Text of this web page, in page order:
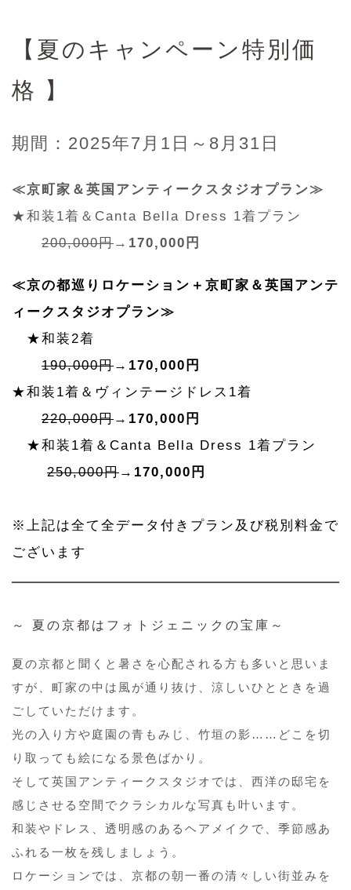
【夏のキャンペーン特別価
格 】
期間：2025年7月1日～8月31日
≪京町家＆英国アンティークスタジオプラン≫
★和装1着＆Canta Bella Dress 1着プラン
200,000円→ 170,000円
≪京の都巡りロケーション＋京町家＆英国アンテ
ィークスタジオプラン≫
★和装2着
190,000円→ 170,000円
★和装1着＆ヴィンテージドレス1着
220,000円→ 170,000円
★和装1着＆Canta Bella Dress 1着プラン
250,000円→ 170,000円
※上記は全て全データ付きプラン及び税別料金で
ございます
～ 夏の京都はフォトジェニックの宝庫～
夏の京都と聞くと暑さを心配される方も多いと思いま
すが、町家の中は風が通り抜け、涼しいひとときを過
ごしていただけます。
光の入り方や庭園の青もみじ、竹垣の影……どこを切
り取っても絵になる景色ばかり。
そして英国アンティークスタジオでは、西洋の邸宅を
感じさせる空間でクラシカルな写真も叶います。
和装やドレス、透明感のあるヘアメイクで、季節感あ
ふれる一枚を残しましょう。
ロケーションでは、京都の朝一番の清々しい街並みを